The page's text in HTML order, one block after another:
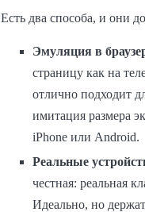
Есть два способа, и они
Эмуляция в
страницу как на
отлично подходит
имитация размера
iPhone или Android.
Реальные
честная: реальная
Идеально, но